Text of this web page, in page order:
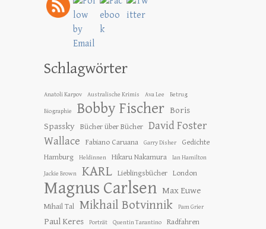
Schlagwörter
Anatoli Karpov Australische Krimis Ava Lee Betrug
Biographie Bobby Fischer Boris
Spassky Bücher über Bücher David Foster
Wallace
Fabiano Caruana Garry Disher
Gedichte
Hamburg
Heldinnen Hikaru Nakamura Ian Hamilton
Jackie Brown KARL Lieblingsbücher London
Magnus Carlsen Max Euwe
Mihail Tal Mikhail Botvinnik Pam Grier
Paul Keres Porträt Quentin Tarantino
Radfahren